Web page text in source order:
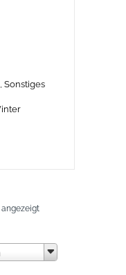
Sonstiges
Nach
sortiert